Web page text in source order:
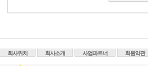
회사위치 회사소개 사업파트너 회원약관